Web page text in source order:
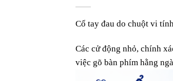
Cổ tay đau do chuột vi
Các cử động nhỏ, chính
việc gõ bàn phím hằng